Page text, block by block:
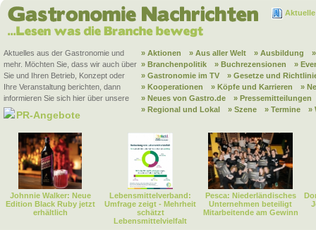
Aktuelles aus der Gastronomie und
mehr. Möchten Sie, dass wir auch über
Sie und Ihren Betrieb, Konzept oder
Ihre Veranstaltung berichten, dann
informieren Sie sich hier über unsere
PR-Angebote
» Aktionen » Aus aller Welt » Ausbildung
» Branchenpolitik
» Buchrezensionen
»
» Gastronomie im TV
» Gesetze und
» Kooperationen
» Köpfe und Karrieren
»
» Neues von Gastro.de
» Pressemitteilungen
» Regional und Lokal
» Szene » Termine »
Johnnie Walker: Neue
Edition Black Ruby jetzt
erhältlich
Lebensmittelverband:
Umfrage zeigt - Mehrheit
schätzt
Lebensmittelvielfalt
Pesca: Niederländisches
Unternehmen beteiligt
Mitarbeitende am Gewinn